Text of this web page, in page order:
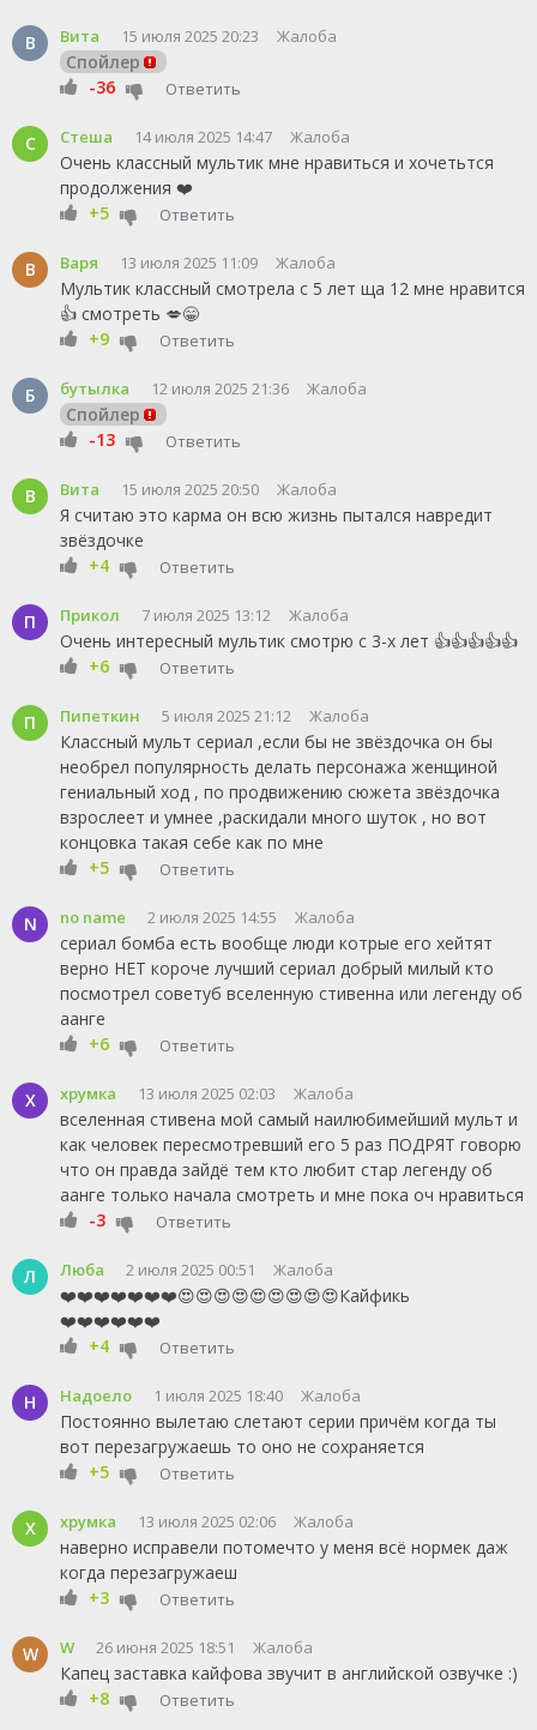
В Вита 15 июля 2025 20:23 Жалоба
Спойлер
-36
Ответить
С Стеша 14 июля 2025 14:47 Жалоба
Очень классный мультик мне нравиться и хочетьтся
продолжения ❤️
+5
Ответить
В Варя 13 июля 2025 11:09 Жалоба
Мультик классный смотрела с 5 лет ща 12 мне нравится
👍 смотреть 💋😁
+9
Ответить
Б бутылка 12 июля 2025 21:36 Жалоба
Спойлер
-13
Ответить
В Вита 15 июля 2025 20:50 Жалоба
Я считаю это карма он всю жизнь пытался навредит
звёздочке
+4
Ответить
П Прикол 7 июля 2025 13:12 Жалоба
Очень интересный мультик смотрю с 3-х лет 👍👍👍👍👍
+6
Ответить
П Пипеткин 5 июля 2025 21:12 Жалоба
Классный мульт сериал ,если бы не звёздочка он бы
необрел популярность делать персонажа женщиной
гениальный ход , по продвижению сюжета звёздочка
взрослеет и умнее ,раскидали много шуток , но вот
концовка такая себе как по мне
+5
Ответить
N no name 2 июля 2025 14:55 Жалоба
сериал бомба есть вообще люди котрые его хейтят
верно НЕТ короче лучший сериал добрый милый кто
посмотрел советуб вселенную стивенна или легенду об
аанге
+6
Ответить
Х хрумка 13 июля 2025 02:03 Жалоба
вселенная стивена мой самый наилюбимейший мульт и
как человек пересмотревший его 5 раз ПОДРЯТ говорю
что он правда зайдё тем кто любит стар легенду об
аанге только начала смотреть и мне пока оч нравиться
-3
Ответить
Л Люба 2 июля 2025 00:51 Жалоба
❤️❤️❤️❤️❤️❤️❤️😍😍😍😍😍😍😍😍😍Кайфикь
❤️❤️❤️❤️❤️❤️
+4
Ответить
Н Надоело 1 июля 2025 18:40 Жалоба
Постоянно вылетаю слетают серии причём когда ты
вот перезагружаешь то оно не сохраняется
+5
Ответить
Х хрумка 13 июля 2025 02:06 Жалоба
наверно исправели потомечто у меня всё нормек даж
когда перезагружаеш
+3
Ответить
W W 26 июня 2025 18:51 Жалоба
Капец заставка кайфова звучит в английской озвучке :)
+8
Ответить